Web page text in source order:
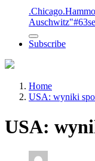
.Chicago
Auschwitz"
Subscribe
Home
USA: wyniki
USA: